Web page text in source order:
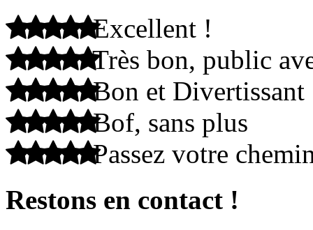
Excellent !
Très bon, public
Bon et Divertissant
Bof, sans plus
Passez votre
Restons en contact !